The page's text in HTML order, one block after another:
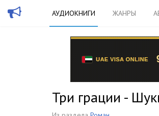
АУДИОКНИГИ ЖАНРЫ
Три грации -